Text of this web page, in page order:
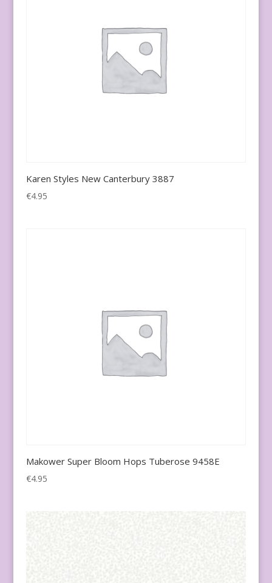
Karen Styles New Canterbury 3887
€4.95
Makower Super Bloom Hops Tuberose 9458E
€4.95